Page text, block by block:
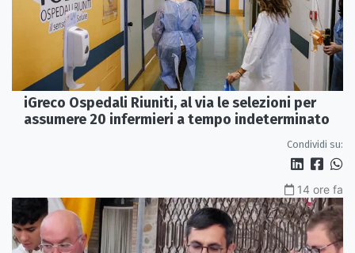
iGreco Ospedali Riuniti, al via le selezioni per
assumere 20 infermieri a tempo indeterminato
Condividi su:
14 ore fa